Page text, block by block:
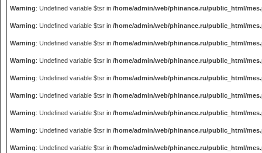
Warning: Undefined variable $tsr in /home/admin/web/phinance.ru/public_html/
Warning: Undefined variable $tsr in /home/admin/web/phinance.ru/public_html/
Warning: Undefined variable $tsr in /home/admin/web/phinance.ru/public_html/
Warning: Undefined variable $tsr in /home/admin/web/phinance.ru/public_html/
Warning: Undefined variable $tsr in /home/admin/web/phinance.ru/public_html/
Warning: Undefined variable $tsr in /home/admin/web/phinance.ru/public_html/
Warning: Undefined variable $tsr in /home/admin/web/phinance.ru/public_html/
Warning: Undefined variable $tsr in /home/admin/web/phinance.ru/public_html/
Warning: Undefined variable $tsr in /home/admin/web/phinance.ru/public_html/